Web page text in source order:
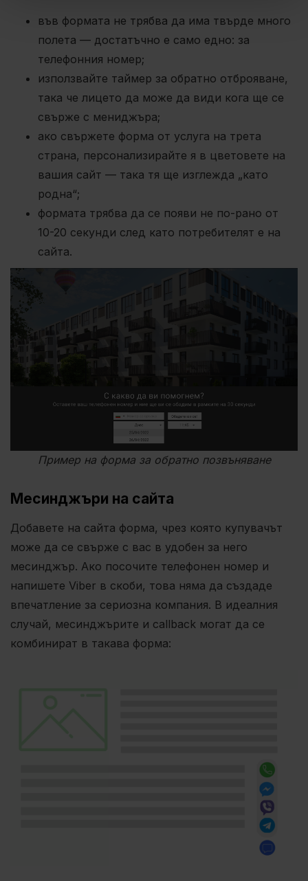
във формата не трябва да има твърде много
полета — достатъчно е само едно: за
телефонния номер;
използвайте таймер за обратно отброяване,
така че лицето да може да види кога ще се
свърже с мениджъра;
ако свържете форма от услуга на трета
страна, персонализирайте я в цветовете на
вашия сайт — така тя ще изглежда „като
родна“;
формата трябва да се появи не по-рано от
10-20 секунди след като потребителят е на
сайта.
Пример на форма за обратно позвъняване
Месинджъри на сайта
Добавете на сайта форма, чрез която купувачът
може да се свърже с вас в удобен за него
месинджър. Ако посочите телефонен номер и
напишете Viber в скоби, това няма да създаде
впечатление за сериозна компания. В идеалния
случай, месинджърите и callback могат да се
комбинират в такава форма: